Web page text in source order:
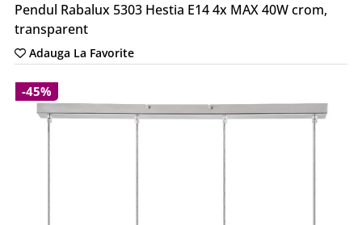
Pendul Rabalux 5303 Hestia E14 4x MAX 40W crom,
transparent
Adauga La Favorite
-45%